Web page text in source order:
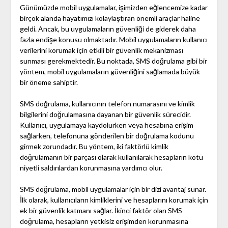
Günümüzde mobil uygulamalar, işimizden eğlencemize kadar
birçok alanda hayatımızı kolaylaştıran önemli araçlar haline
geldi. Ancak, bu uygulamaların güvenliği de giderek daha
fazla endişe konusu olmaktadır. Mobil uygulamaların kullanıcı
verilerini korumak için etkili bir güvenlik mekanizması
sunması gerekmektedir. Bu noktada, SMS doğrulama gibi bir
yöntem, mobil uygulamaların güvenliğini sağlamada büyük
bir öneme sahiptir.
SMS doğrulama, kullanıcının telefon numarasını ve kimlik
bilgilerini doğrulamasına dayanan bir güvenlik sürecidir.
Kullanıcı, uygulamaya kaydolurken veya hesabına erişim
sağlarken, telefonuna gönderilen bir doğrulama kodunu
girmek zorundadır. Bu yöntem, iki faktörlü kimlik
doğrulamanın bir parçası olarak kullanılarak hesapların kötü
niyetli saldırılardan korunmasına yardımcı olur.
SMS doğrulama, mobil uygulamalar için bir dizi avantaj sunar.
İlk olarak, kullanıcıların kimliklerini ve hesaplarını korumak için
ek bir güvenlik katmanı sağlar. İkinci faktör olan SMS
doğrulama, hesapların yetkisiz erişimden korunmasına